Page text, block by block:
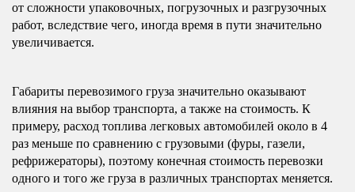
от сложности упаковочных, погрузочных и разгрузочных
работ, вследствие чего, иногда время в пути значительно
увеличивается.
Габариты перевозимого груза значительно оказывают
влияния на выбор транспорта, а также на стоимость. К
примеру, расход топлива легковых автомобилей около в 4
раз меньше по сравнению с грузовыми (фуры, газели,
рефрижераторы), поэтому конечная стоимость перевозки
одного и того же груза в различных транспортах меняется.